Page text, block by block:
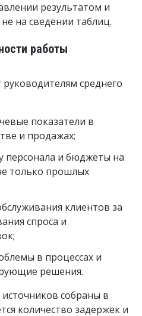
результатом и
на сведении таблиц.
работы
руководителям среднего
показатели в
и продажах;
персонала и бюджеты на
только прошлых
клиентов за
спроса и
в процессах и
решения.
собраны в
количество задержек и